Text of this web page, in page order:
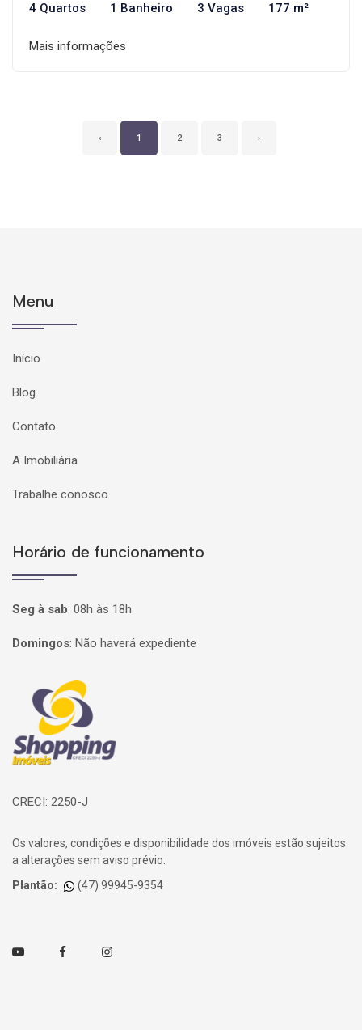
4 Quartos 1 Banheiro 3 Vagas 177 m²
Mais informações
‹ 1 2 3 ›
Menu
Início
Blog
Contato
A Imobiliária
Trabalhe conosco
Horário de funcionamento
Seg à sab: 08h às 18h
Domingos: Não haverá expediente
Página inicial
CRECI: 2250-J
Os valores, condições e disponibilidade dos imóveis estão sujeitos
a alterações sem aviso prévio.
Plantão:
(47) 99945-9354
Youtube FacebookInstagram